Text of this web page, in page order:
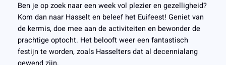
Ben je op zoek naar een week vol plezier en gezelligheid?
Kom dan naar Hasselt en beleef het Euifeest! Geniet van
de kermis, doe mee aan de activiteiten en bewonder de
prachtige optocht. Het belooft weer een fantastisch
festijn te worden, zoals Hasselters dat al decennialang